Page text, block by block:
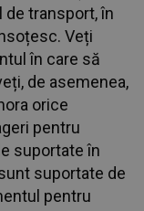
transport, în
Veți
în care să
de asemenea,
orice
pentru
suportate în
suportate de
pentru